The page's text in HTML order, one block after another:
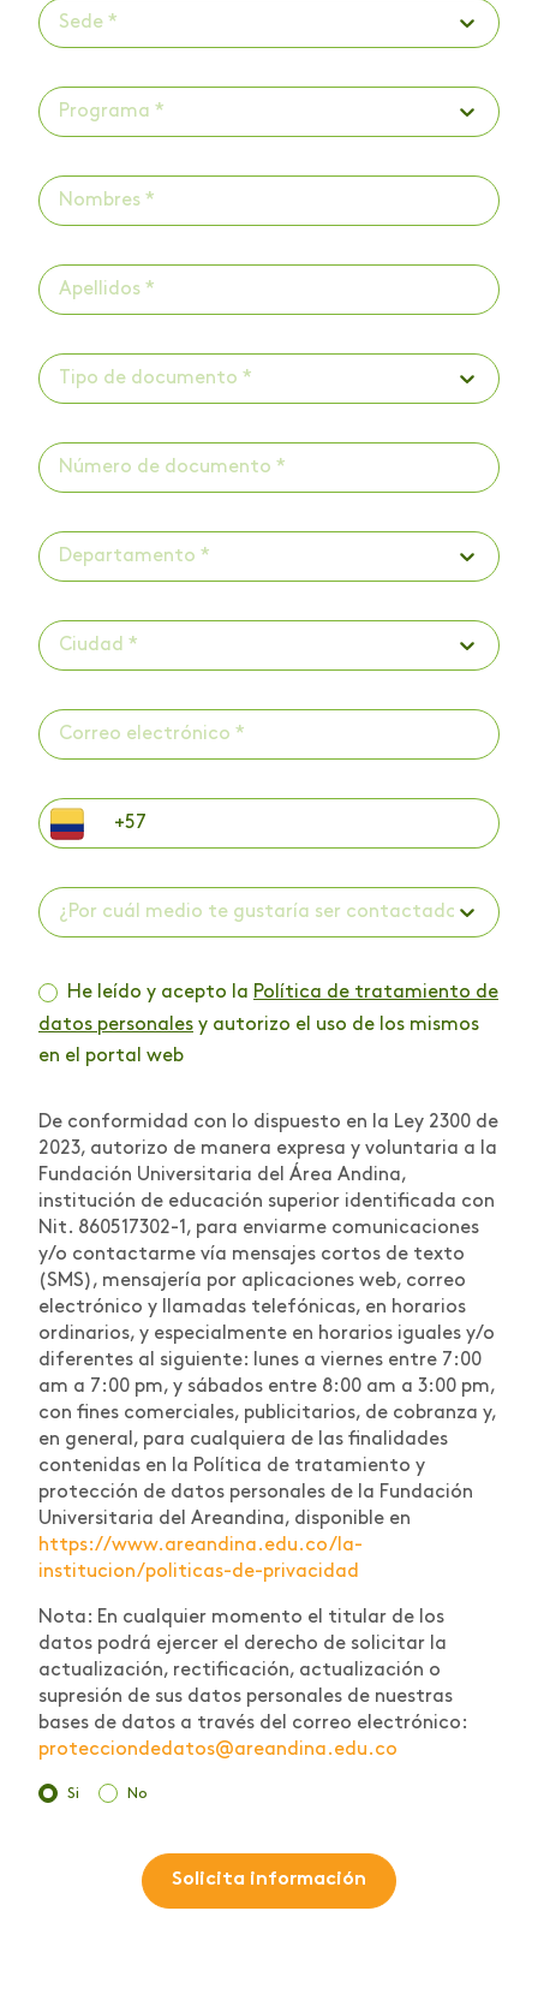
Sede *
Programa *
Tipo de documento *
Departamento *
Ciudad *
¿Por cuál medio te gustaría ser contactado? *
He leído y acepto la Política de tratamiento de
datos personales y autorizo el uso de los mismos
en el portal web
De conformidad con lo dispuesto en la Ley 2300 de
2023, autorizo de manera expresa y voluntaria a la
Fundación Universitaria del Área Andina,
institución de educación superior identificada con
Nit. 860517302-1, para enviarme comunicaciones
y/o contactarme vía mensajes cortos de texto
(SMS), mensajería por aplicaciones web, correo
electrónico y llamadas telefónicas, en horarios
ordinarios, y especialmente en horarios iguales y/o
diferentes al siguiente: lunes a viernes entre 7:00
am a 7:00 pm, y sábados entre 8:00 am a 3:00 pm,
con fines comerciales, publicitarios, de cobranza y,
en general, para cualquiera de las finalidades
contenidas en la Política de tratamiento y
protección de datos personales de la Fundación
Universitaria del Areandina, disponible en
https://www.areandina.edu.co/la-
institucion/politicas-de-privacidad
Nota: En cualquier momento el titular de los
datos podrá ejercer el derecho de solicitar la
actualización, rectificación, actualización o
supresión de sus datos personales de nuestras
bases de datos a través del correo electrónico:
protecciondedatos@areandina.edu.co
Si No
Solicita información